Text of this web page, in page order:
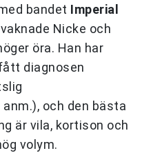
bandet Imperial
Nicke och
öra. Han har
diagnosen
och den bästa
är vila, kortison och
volym.